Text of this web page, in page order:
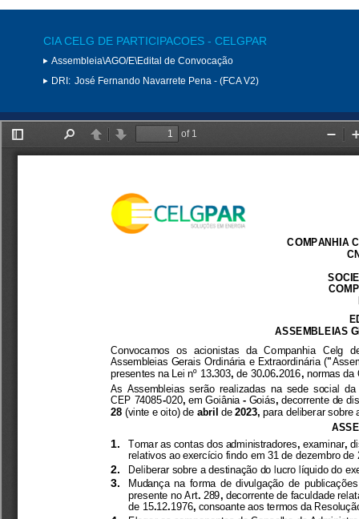
CIA CELG DE PARTICIPACOES - CELGPAR
Assembleia\AGO/E\Edital de Convocação
DRI: José Fernando Navarrete Pena - (FCA V2)